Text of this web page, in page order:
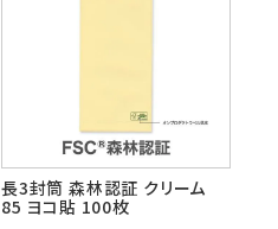
長3封筒 森林認証 クリーム
85 ヨコ貼 100枚